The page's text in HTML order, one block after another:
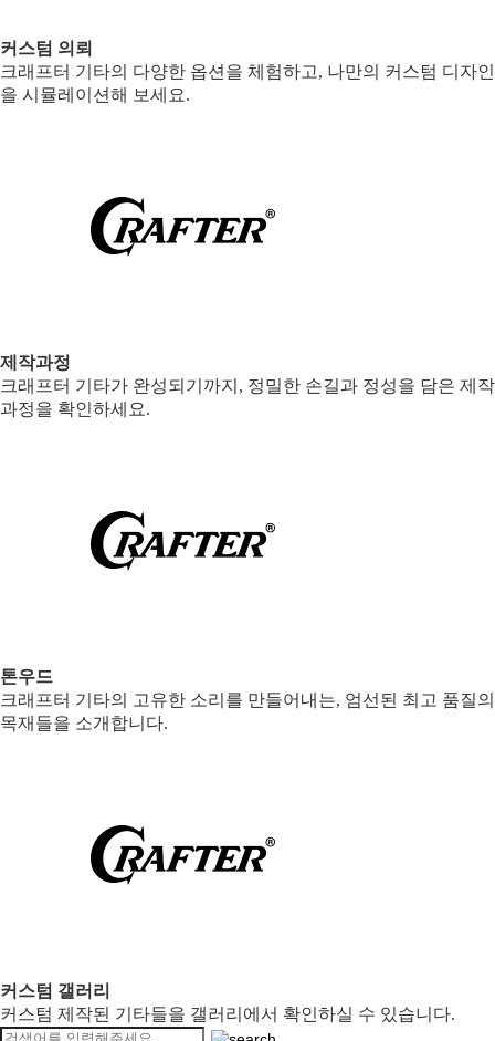
커스텀 의뢰
크래프터 기타의 다양한 옵션을 체험하고, 나만의 커스텀 디자인
을 시뮬레이션해 보세요.
제작과정
크래프터 기타가 완성되기까지, 정밀한 손길과 정성을 담은 제작
과정을 확인하세요.
톤우드
크래프터 기타의 고유한 소리를 만들어내는, 엄선된 최고 품질의
목재들을 소개합니다.
커스텀 갤러리
커스텀 제작된 기타들을 갤러리에서 확인하실 수 있습니다.